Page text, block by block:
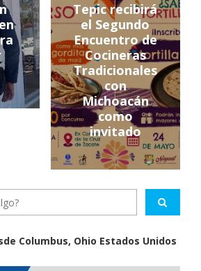
Tepic recibirá
el Segundo
Encuentro de
Cocineras
Tradicionales
con
Michoacán
como
invitado
Columbus, Ohio Estados Unidos